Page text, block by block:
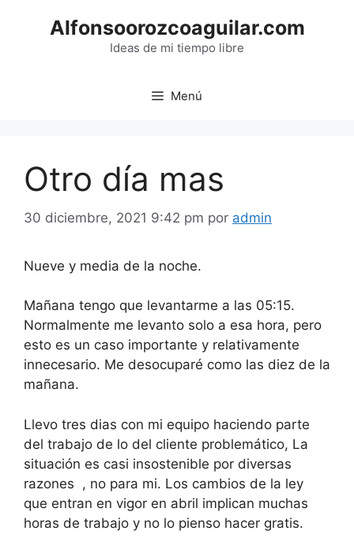
Alfonsoorozcoaguilar.com
Ideas de mi tiempo libre
Menú
Otro día mas
30 diciembre, 2021 9:42 pm por admin
Nueve y media de la noche.
Mañana tengo que levantarme a las 05:15.
Normalmente me levanto solo a esa hora, pero
esto es un caso importante y relativamente
innecesario. Me desocuparé como las diez de la
mañana.
Llevo tres dias con mi equipo haciendo parte
del trabajo de lo del cliente problemático, La
situación es casi insostenible por diversas
razones , no para mi. Los cambios de la ley
que entran en vigor en abril implican muchas
horas de trabajo y no lo pienso hacer gratis.